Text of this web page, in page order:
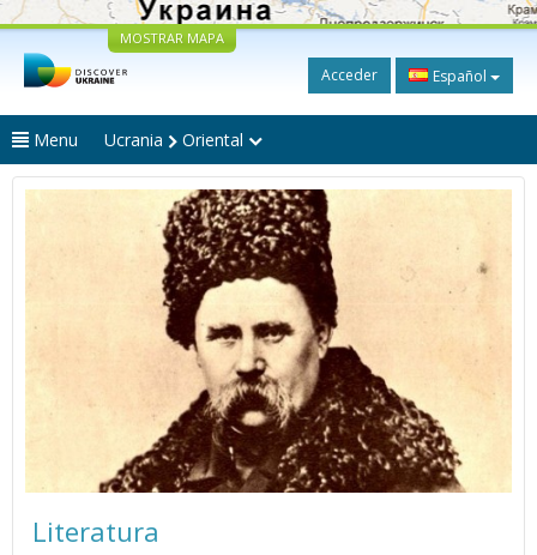
MOSTRAR MAPA
Acceder Español
Menu Ucrania Oriental
Literatura